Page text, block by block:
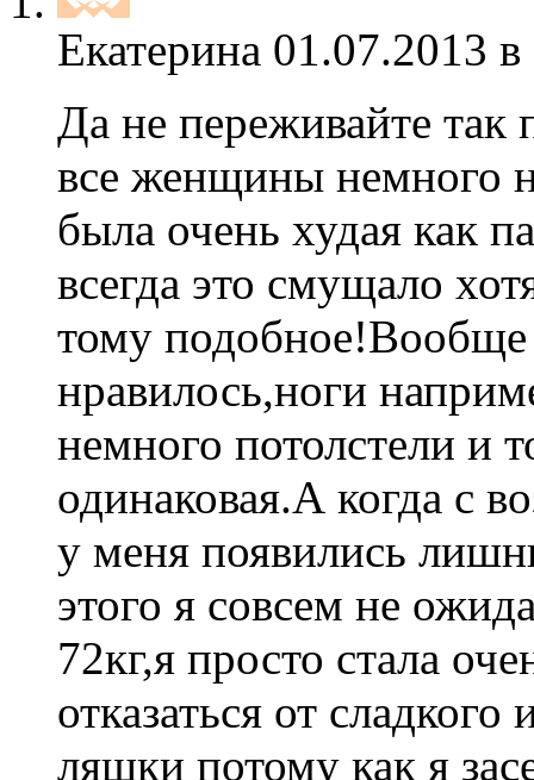
Екатерина 01.07.2013
Да не переживайте
все женщины немного
была очень худая как
всегда это смущало
тому
нравилось,ноги
немного потолстели и
одинаковая.А когда с
у меня появились
этого я совсем не
72кг,я просто стала
отказаться от
ляшки потому как я